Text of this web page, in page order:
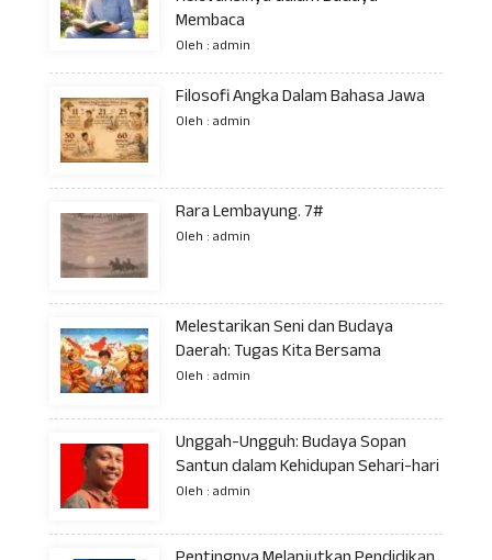
Membaca
Oleh : admin
Filosofi Angka Dalam Bahasa Jawa
Oleh : admin
Rara Lembayung. 7#
Oleh : admin
Melestarikan Seni dan Budaya
Daerah: Tugas Kita Bersama
Oleh : admin
Unggah-Ungguh: Budaya Sopan
Santun dalam Kehidupan Sehari-hari
Oleh : admin